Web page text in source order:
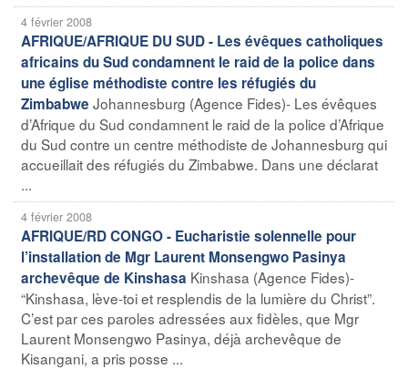
4 février 2008
AFRIQUE/AFRIQUE DU SUD - Les évêques catholiques
africains du Sud condamnent le raid de la police dans
une église méthodiste contre les réfugiés du
Zimbabwe Johannesburg (Agence Fides)- Les évêques
d’Afrique du Sud condamnent le raid de la police d’Afrique
du Sud contre un centre méthodiste de Johannesburg qui
accueillait des réfugiés du Zimbabwe. Dans une déclarat
...
4 février 2008
AFRIQUE/RD CONGO - Eucharistie solennelle pour
l’installation de Mgr Laurent Monsengwo Pasinya
archevêque de Kinshasa Kinshasa (Agence Fides)-
“Kinshasa, lève-toi et resplendis de la lumière du Christ”.
C’est par ces paroles adressées aux fidèles, que Mgr
Laurent Monsengwo Pasinya, déjà archevêque de
Kisangani, a pris posse ...